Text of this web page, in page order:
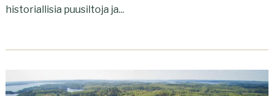
historiallisia puusiltoja ja...